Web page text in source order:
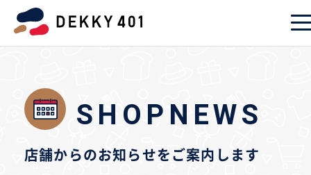
SHOPNEWS
店舗からのお知らせをご案内します